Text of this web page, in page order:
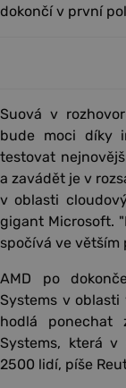
dokončí v první
Suová v
bude moci díky
testovat
a zavádět je v
v oblasti
gigant Microsoft.
spočívá ve větším
AMD po
Systems v oblasti
hodlá ponechat
Systems, která v
2500 lidí, píše